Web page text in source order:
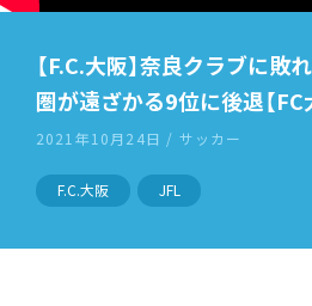
【F.C.大阪】奈良クラブに敗
圏が遠ざかる9位に後退【FC
2021年10月24日 / サッカー
F.C.大阪 JFL